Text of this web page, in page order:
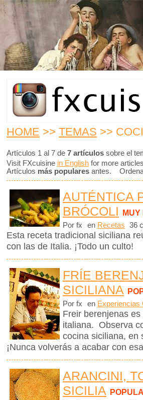
HOME >> TEMAS >>
Artículos 1 al 7 de 7 artículos sobre el
Visit FXcuisine in English for more
Artículos más populares antes.
AUTÉNTICA
BRÓCOLI MUY
Por fx en Recetas 36
Esta receta tradicional siciliana
con las de Italia. ¡Todo un culto!
FRÍE
SICILIANA
Por fx en Experiencias
Freir berenjenas
italiana. Observa
cocina siciliana, en
¡Nunca volverás a acabar con
ARANCINI,
SICILIA